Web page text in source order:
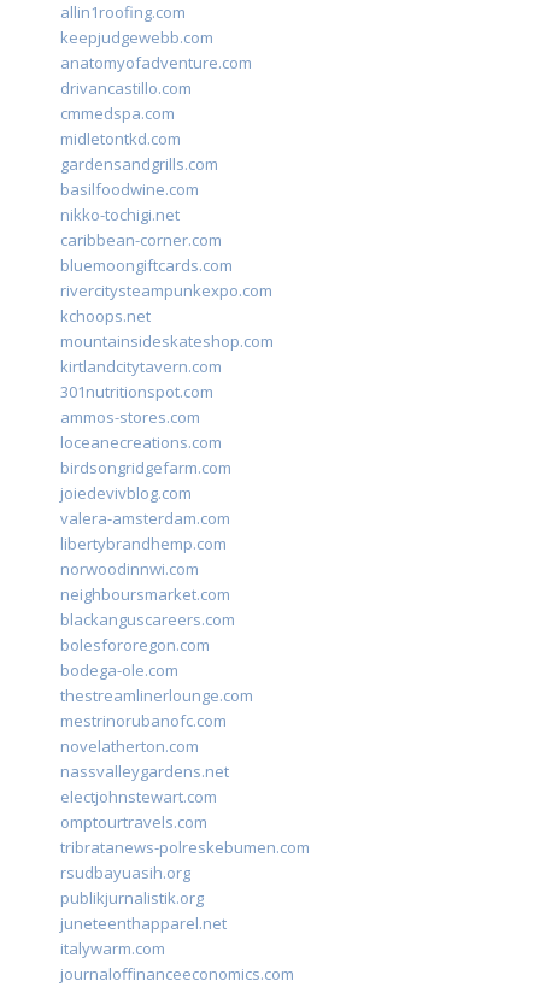
allin1roofing.com
keepjudgewebb.com
anatomyofadventure.com
drivancastillo.com
cmmedspa.com
midletontkd.com
gardensandgrills.com
basilfoodwine.com
nikko-tochigi.net
caribbean-corner.com
bluemoongiftcards.com
rivercitysteampunkexpo.com
kchoops.net
mountainsideskateshop.com
kirtlandcitytavern.com
301nutritionspot.com
ammos-stores.com
loceanecreations.com
birdsongridgefarm.com
joiedevivblog.com
valera-amsterdam.com
libertybrandhemp.com
norwoodinnwi.com
neighboursmarket.com
blackanguscareers.com
bolesfororegon.com
bodega-ole.com
thestreamlinerlounge.com
mestrinorubanofc.com
novelatherton.com
nassvalleygardens.net
electjohnstewart.com
omptourtravels.com
tribratanews-polreskebumen.com
rsudbayuasih.org
publikjurnalistik.org
juneteenthapparel.net
italywarm.com
journaloffinanceeconomics.com